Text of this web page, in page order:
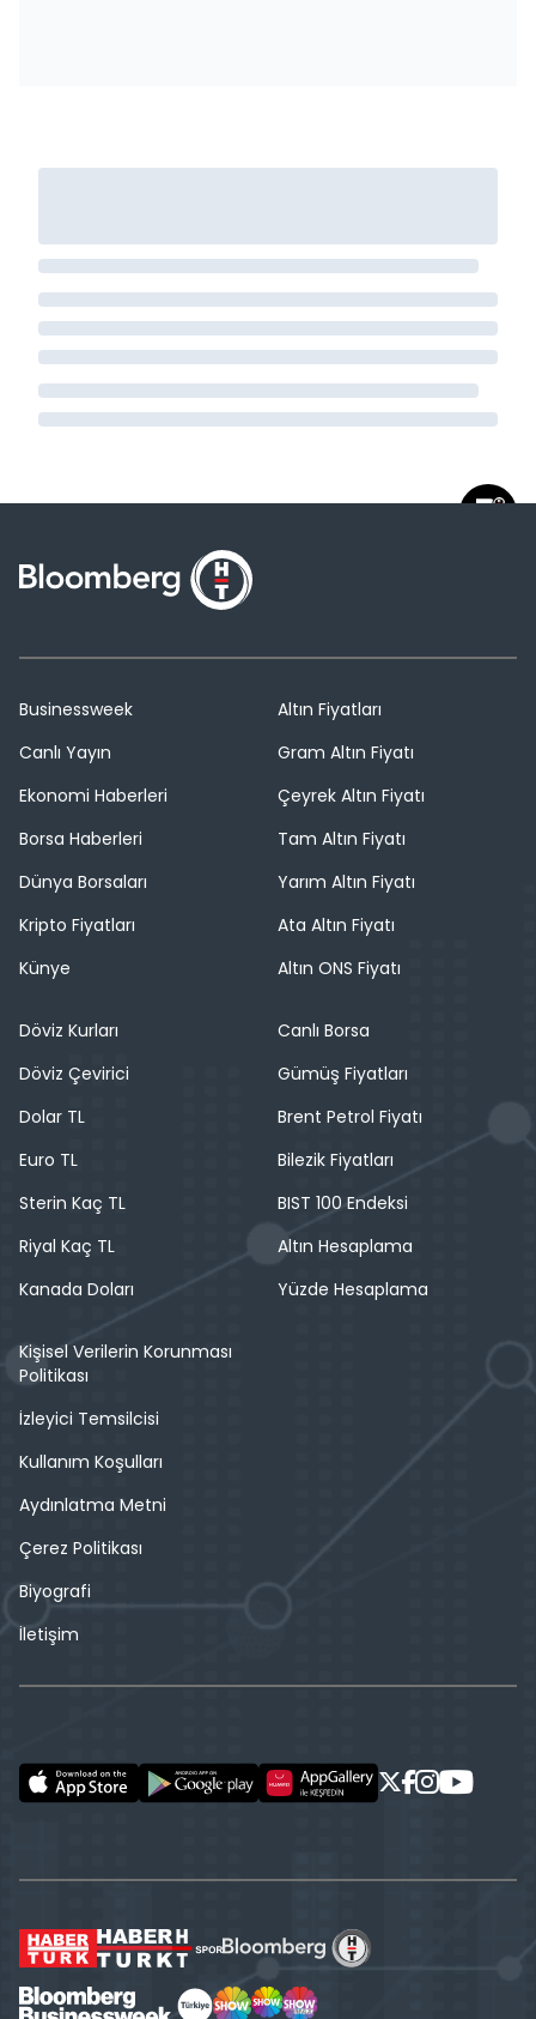
Businessweek
Canlı Yayın
Ekonomi Haberleri
Borsa Haberleri
Dünya Borsaları
Kripto Fiyatları
Künye
Altın Fiyatları
Gram Altın Fiyatı
Çeyrek Altın Fiyatı
Tam Altın Fiyatı
Yarım Altın Fiyatı
Ata Altın Fiyatı
Altın ONS Fiyatı
Döviz Kurları
Döviz Çevirici
Dolar TL
Euro TL
Sterin Kaç TL
Riyal Kaç TL
Kanada Doları
Canlı Borsa
Gümüş Fiyatları
Brent Petrol Fiyatı
Bilezik Fiyatları
BIST 100 Endeksi
Altın Hesaplama
Yüzde Hesaplama
Kişisel Verilerin Korunması
Politikası
İzleyici Temsilcisi
Kullanım Koşulları
Aydınlatma Metni
Çerez Politikası
Biyografi
İletişim